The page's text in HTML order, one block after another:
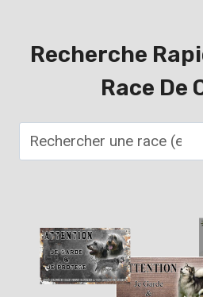
Recherche
Race De